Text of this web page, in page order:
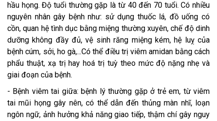
hầu họng. Độ tuổi thường gặp là từ 40 đến 70 tuổi. Có nhiều
nguyên nhân gây bệnh như: sử dụng thuốc lá, đồ uống có
cồn, quan hệ tình dục bằng miệng thường xuyên, chế độ dinh
dưỡng không đầy đủ, vệ sinh răng miệng kém, hệ luỵ của
bệnh cúm, sởi, ho gà,...Có thể điều trị viêm amidan bằng cách
phẩu thuật, xạ trị hay hoá trị tuỳ theo mức độ nặng nhẹ và
giai đoạn của bệnh.
- Bệnh viêm tai giữa: bệnh lý thường gặp ở trẻ em, từ viêm
tai mũi họng gây nên, có thể dẫn đến thủng màn nhĩ, loạn
ngôn ngữ, ảnh hưởng khả năng giao tiếp, thậm chí gây nguy